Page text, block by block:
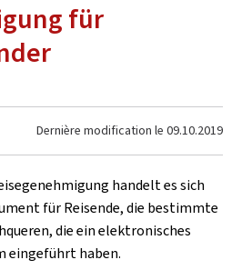
für
Dernière modification le 09.10.2019
handelt es sich
für Reisende, die bestimmte
die ein elektronisches
eingeführt haben.